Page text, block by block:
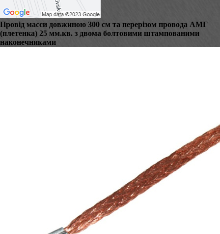
Провід масси довжиною 300 см та перерізом провода АМГ
(плетенка) 25 мм.кв. з двома болтовими штампованими
наконечниками